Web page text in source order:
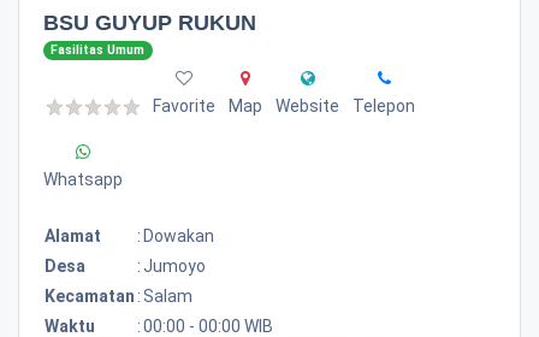
BSU GUYUP RUKUN
Fasilitas Umum
Favorite Map Website Telepon
Whatsapp
Alamat : Dowakan
Desa
: Jumoyo
Kecamatan : Salam
Waktu
:00:00 - 00:00 WIB